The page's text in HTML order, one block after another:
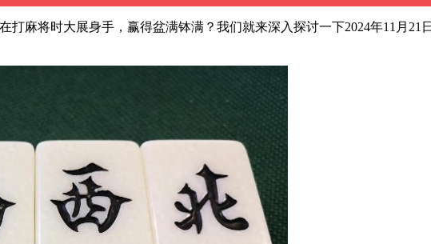
打麻将时大展身手，赢得盆满钵满？我们就来深入探讨一下2024年11月